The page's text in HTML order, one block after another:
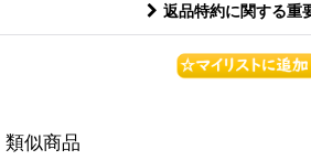
返品特約に関する重
類似商品